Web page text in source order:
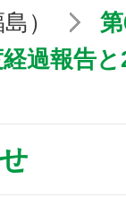
）
過報告